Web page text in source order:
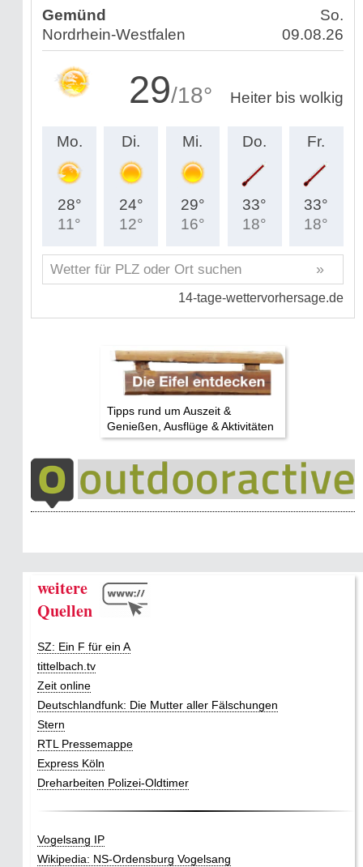
Tipps rund um Auszeit &
Genießen, Ausflüge & Aktivitäten
weitere
Quellen
SZ: Ein F für ein A
tittelbach.tv
Zeit online
Deutschlandfunk: Die Mutter aller Fälschungen
Stern
RTL Pressemappe
Express Köln
Dreharbeiten Polizei-Oldtimer
Vogelsang IP
Wikipedia: NS-Ordensburg Vogelsang